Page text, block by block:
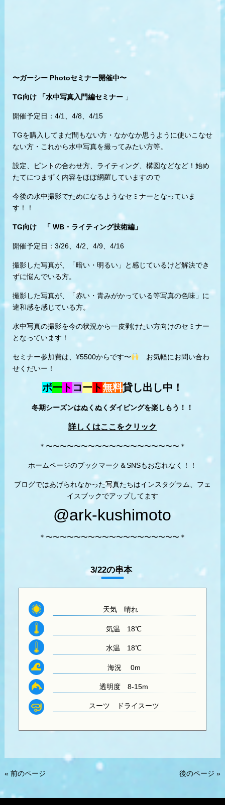
〜ガーシー Photoセミナー開催中〜
TG向け 「水中写真入門編セミナー」
開催予定日：4/1、4/8、4/15
TGを購入してまだ間もない方・なかなか思うように使いこなせ
ない方・これから水中写真を撮ってみたい方等。
設定、ピントの合わせ方、ライティング、構図などなど！始め
たてにつまずく内容をほぼ網羅していますので
今後の水中撮影でためになるようなセミナーとなっていま
す！！
TG向け 「 WB・ライティング技術編」
開催予定日：3/26、4/2、4/9、4/16
撮影した写真が、「暗い・明るい」と感じているけど解決でき
ずに悩んでいる方。
撮影した写真が、「赤い・青みがかっている等写真の色味」に
違和感を感じている方。
水中写真の撮影を今の状況から一皮剥けたい方向けのセミナー
となっています！
セミナー参加費は、¥5500からです〜
お気軽にお問い合わ
せくだいー！
ボー ト コー ト無料貸し出し中！
冬期シーズンはぬくぬくダイビングを楽しもう！！
詳しくはここをクリック
＊〜〜〜〜〜〜〜〜〜〜〜〜〜〜〜〜〜〜〜＊
ホームページのブックマーク＆SNSもお忘れなく！！
ブログではあげられなかった写真たちはインスタグラム、フェ
イスブックでアップしてます
@ark-kushimoto
＊〜〜〜〜〜〜〜〜〜〜〜〜〜〜〜〜〜〜〜＊
3/22の串本
天気 晴れ
気温 18℃
水温 18℃
海況 0m
透明度 8-15m
スーツ ドライスーツ
« 前のページ 後のページ »